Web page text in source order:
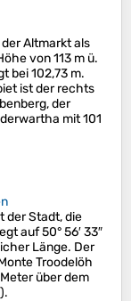
Altmarkt als
von 113 m ü.
bei 102,73 m.
ist der rechts
der
mit 101
der Stadt, die
auf 50° 56′ 33″
Länge. Der
Troodelöh
über dem